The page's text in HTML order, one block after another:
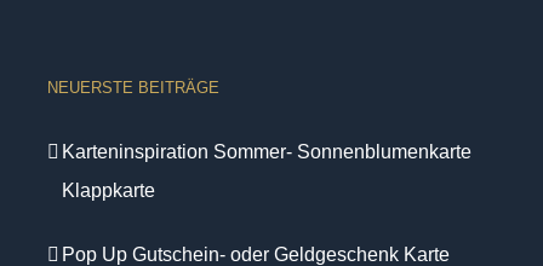
NEUERSTE BEITRÄGE
Karteninspiration Sommer- Sonnenblumenkarte
Klappkarte
Pop Up Gutschein- oder Geldgeschenk Karte